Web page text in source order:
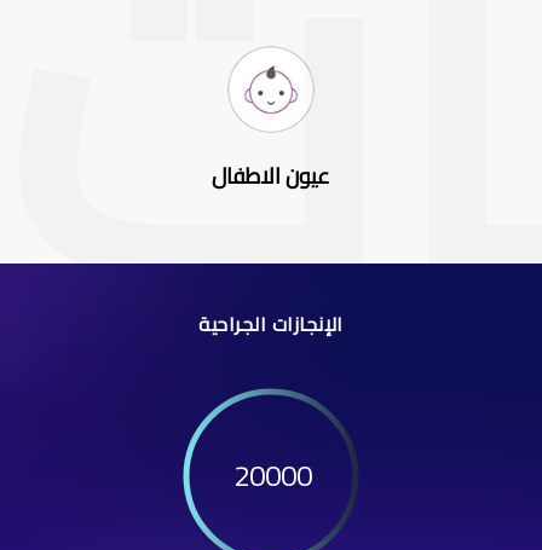
عيون الاطفال
الإنجازات الجراحية
20000